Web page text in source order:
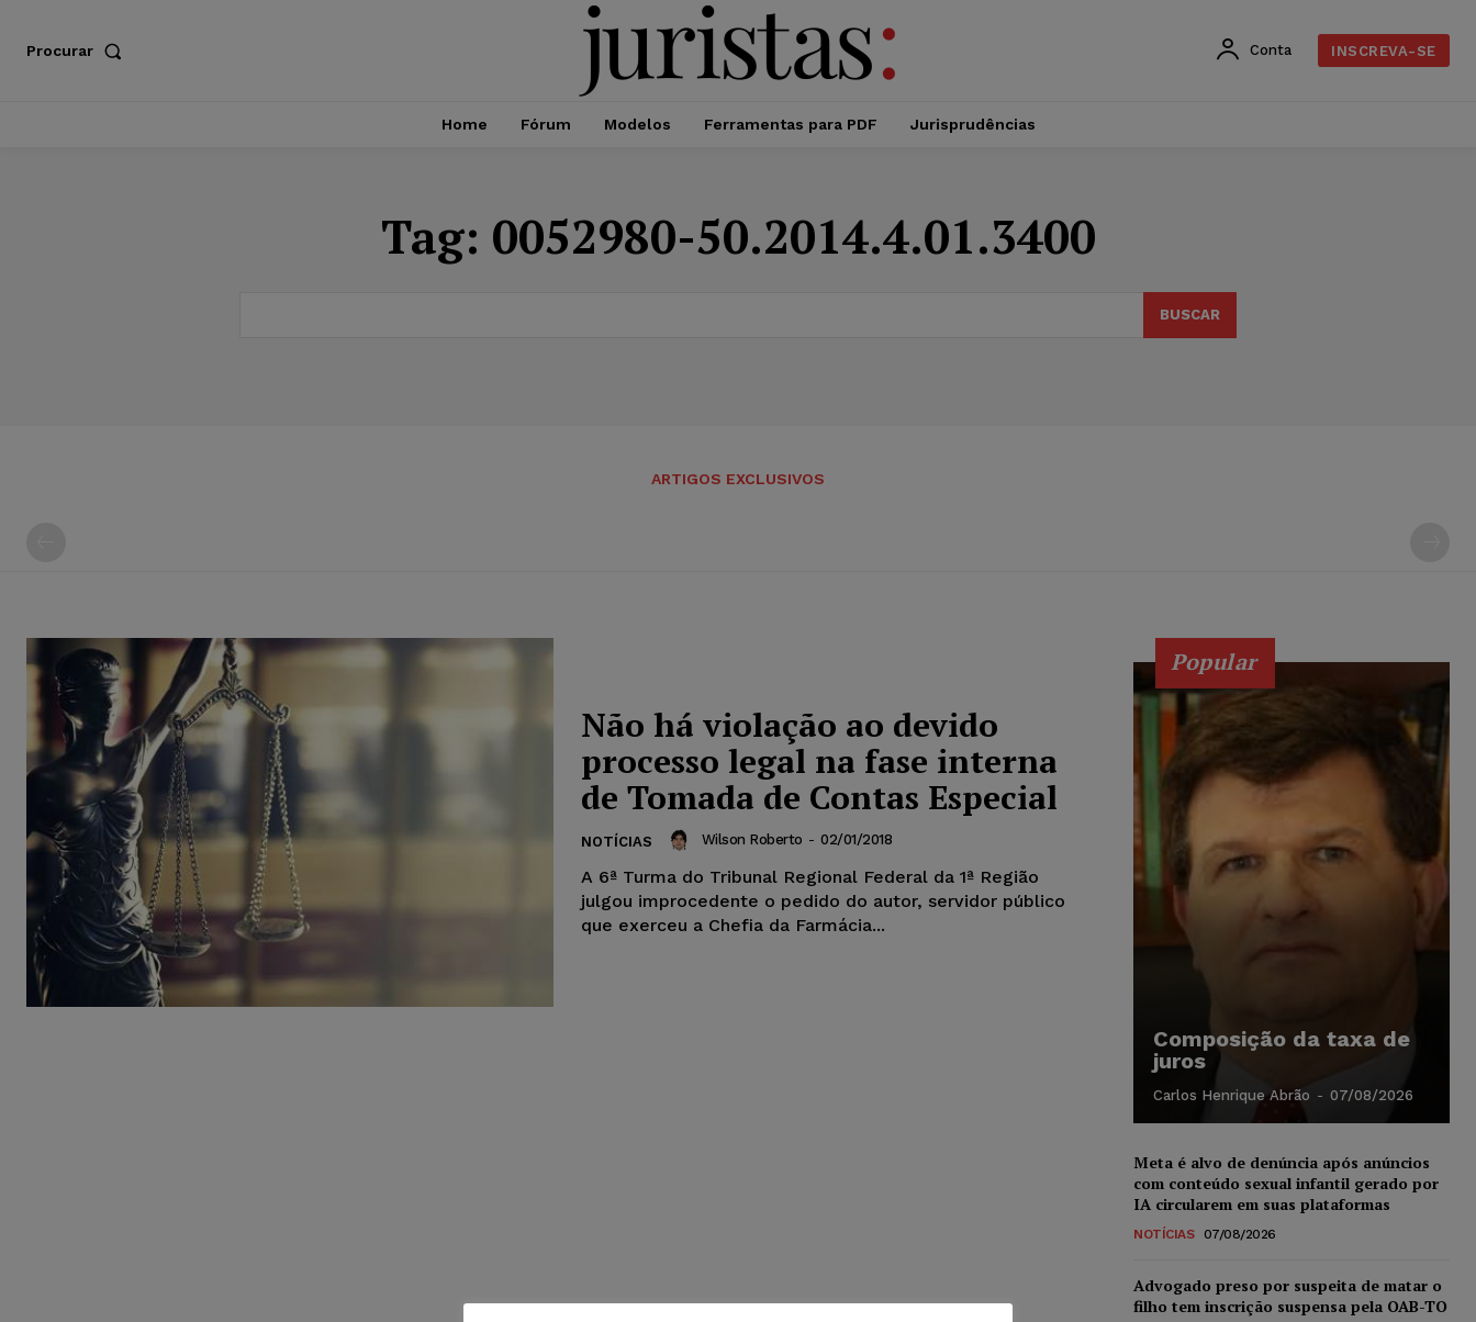
Procurar Conta INSCREVA-SE
Home Fórum Modelos Ferramentas para PDF Jurisprudências
Tag: 0052980-50.2014.4.01.3400
BUSCAR
ARTIGOS EXCLUSIVOS
Não há violação ao devido
processo legal na fase interna
de Tomada de Contas Especial
NOTÍCIAS Wilson Roberto - 02/01/2018
A 6ª Turma do Tribunal Regional Federal da 1ª Região
julgou improcedente o pedido do autor, servidor público
que exerceu a Chefia da Farmácia...
Popular
Composição da taxa de
juros
Carlos Henrique Abrão - 07/08/2026
Meta é alvo de denúncia após anúncios
com conteúdo sexual infantil gerado por
IA circularem em suas plataformas
NOTÍCIAS 07/08/2026
Advogado preso por suspeita de matar o
filho tem inscrição suspensa pela OAB-TO